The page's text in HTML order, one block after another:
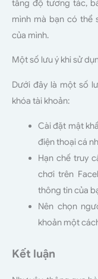
tăng độ tương tác,
mình mà bạn có thể
của mình.
Một số lưu ý khi sử
Dưới đây là một số
khóa tài khoản:
Cài đặt mật
điện thoại cá
Hạn chế truy
chơi trên
thông tin của
Nên chọn
khoản một
Kết luận